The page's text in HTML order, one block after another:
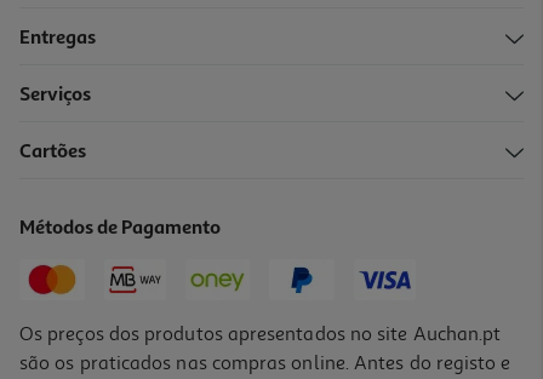
Entregas
Serviços
Cartões
Métodos de Pagamento
Os preços dos produtos apresentados no site Auchan.pt
são os praticados nas compras online. Antes do registo e